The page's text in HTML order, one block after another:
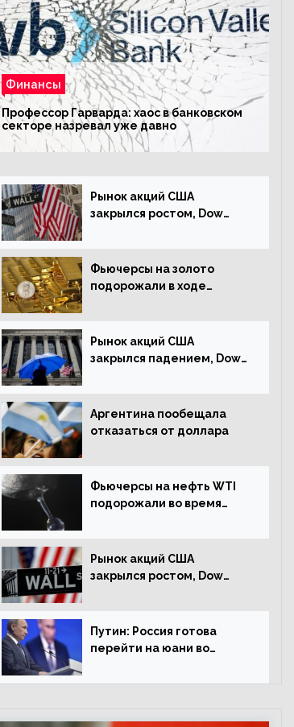
Финансы
Профессор Гарварда: хаос в банковском
секторе назревал уже давно
Рынок акций США
закрылся ростом, Dow
Фьючерсы на золото
подорожали в ходе
Рынок акций США
закрылся падением, Dow
Аргентина пообещала
отказаться от доллара
Фьючерсы на нефть WTI
подорожали во время
Рынок акций США
закрылся ростом, Dow
Путин: Россия готова
перейти на юани во